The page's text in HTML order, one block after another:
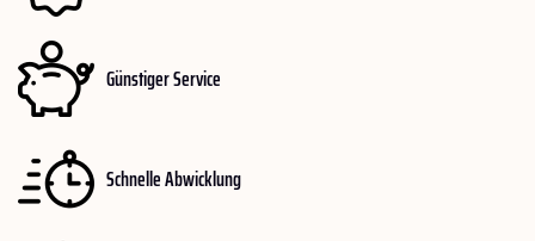
Günstiger Service
Schnelle Abwicklung